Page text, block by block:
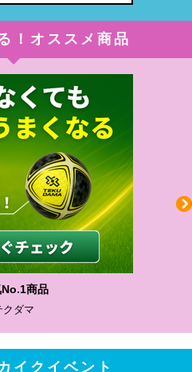
！オススメ商品
No.1商品
クダマ
イクイベント